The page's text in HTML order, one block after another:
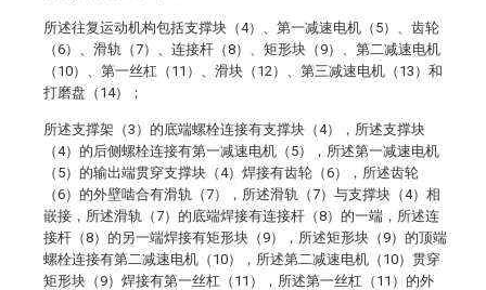
所述往复运动机构包括支撑块（4）、第一减速电机（5）、齿轮
（6）、滑轨（7）、连接杆（8）、矩形块（9）、第二减速电机
（10）、第一丝杠（11）、滑块（12）、第三减速电机（13）和
打磨盘（14）；
所述支撑架（3）的底端螺栓连接有支撑块（4），所述支撑块
（4）的后侧螺栓连接有第一减速电机（5），所述第一减速电机
（5）的输出端贯穿支撑块（4）焊接有齿轮（6），所述齿轮
（6）的外壁啮合有滑轨（7），所述滑轨（7）与支撑块（4）相
嵌接，所述滑轨（7）的底端焊接有连接杆（8）的一端，所述连
接杆（8）的另一端焊接有矩形块（9），所述矩形块（9）的顶端
螺栓连接有第二减速电机（10），所述第二减速电机（10）贯穿
矩形块（9）焊接有第一丝杠（11），所述第一丝杠（11）的外